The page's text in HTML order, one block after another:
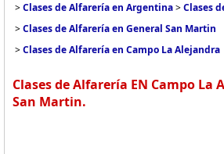
>Clases de Alfarería en Argentina>Clases
>Clases de Alfarería en General San Martin
>Clases de Alfarería en Campo La Alejandra
Clases de Alfarería EN Campo La
San Martin.